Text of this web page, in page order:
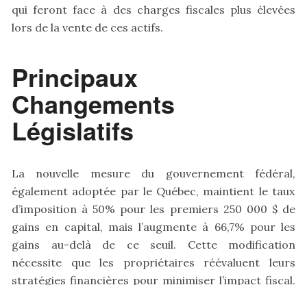
qui feront face à des charges fiscales plus élevées
lors de la vente de ces actifs.
Principaux
Changements
Législatifs
La nouvelle mesure du gouvernement fédéral,
également adoptée par le Québec, maintient le taux
d’imposition à 50% pour les premiers 250 000 $ de
gains en capital, mais l’augmente à 66,7% pour les
gains au-delà de ce seuil. Cette modification
nécessite que les propriétaires réévaluent leurs
stratégies financières pour minimiser l’impact fiscal.